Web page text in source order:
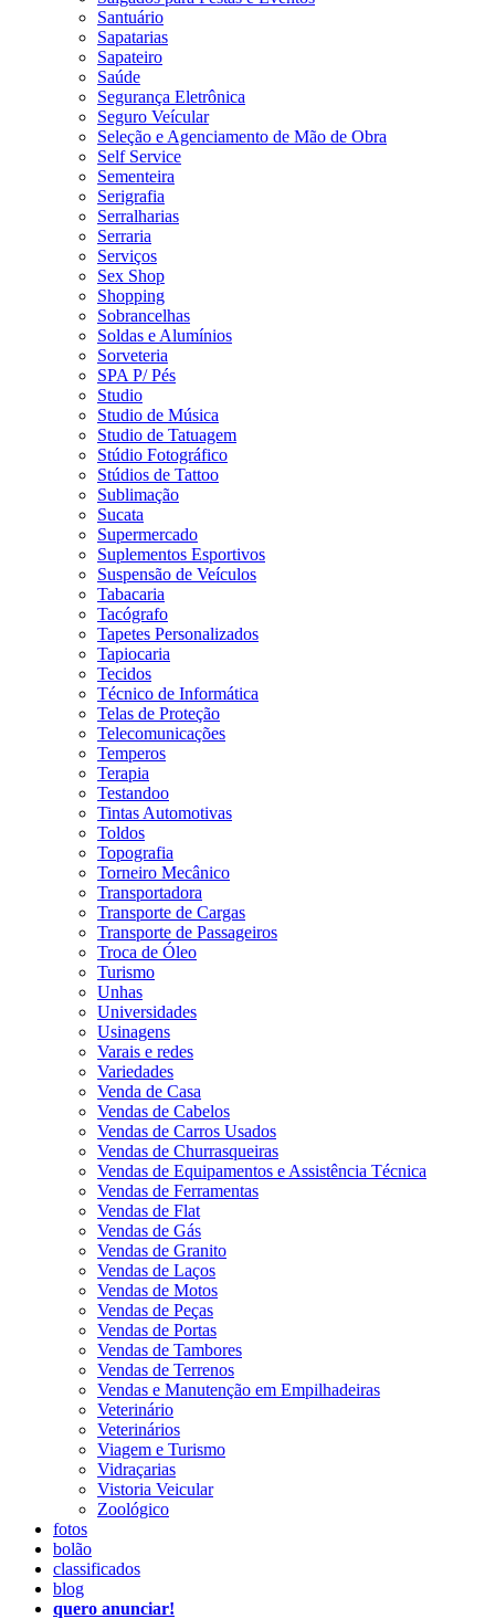
Santuário
Sapatarias
Sapateiro
Saúde
Segurança Eletrônica
Seguro Veícular
Seleção e Agenciamento de Mão de Obra
Self Service
Sementeira
Serigrafia
Serralharias
Serraria
Serviços
Sex Shop
Shopping
Sobrancelhas
Soldas e Alumínios
Sorveteria
SPA P/ Pés
Studio
Studio de Música
Studio de Tatuagem
Stúdio Fotográfico
Stúdios de Tattoo
Sublimação
Sucata
Supermercado
Suplementos Esportivos
Suspensão de Veículos
Tabacaria
Tacógrafo
Tapetes Personalizados
Tapiocaria
Tecidos
Técnico de Informática
Telas de Proteção
Telecomunicações
Temperos
Terapia
Testandoo
Tintas Automotivas
Toldos
Topografia
Torneiro Mecânico
Transportadora
Transporte de Cargas
Transporte de Passageiros
Troca de Óleo
Turismo
Unhas
Universidades
Usinagens
Varais e redes
Variedades
Venda de Casa
Vendas de Cabelos
Vendas de Carros Usados
Vendas de Churrasqueiras
Vendas de Equipamentos e Assistência Técnica
Vendas de Ferramentas
Vendas de Flat
Vendas de Gás
Vendas de Granito
Vendas de Laços
Vendas de Motos
Vendas de Peças
Vendas de Portas
Vendas de Tambores
Vendas de Terrenos
Vendas e Manutenção em Empilhadeiras
Veterinário
Veterinários
Viagem e Turismo
Vidraçarias
Vistoria Veicular
Zoológico
fotos
bolão
classificados
blog
quero anunciar!